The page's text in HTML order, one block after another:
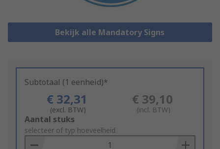
Bekijk alle Mandatory Signs
Subtotaal (1 eenheid)*
€ 32,31
(excl. BTW)
€ 39,10
(incl. BTW)
Add
to
Basket
Aantal stuks
selecteer of typ hoeveelheid